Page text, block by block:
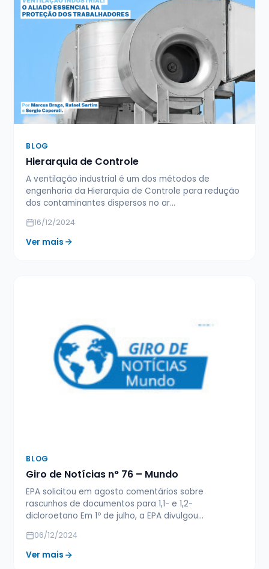
BLOG
Hierarquia de Controle
A ventilação industrial é um dos métodos de
engenharia da Hierarquia de Controle para redução
dos contaminantes dispersos no ar…
16/12/2024
Ver mais
BLOG
Giro de Notícias n° 76 – Mundo
EPA solicitou em agosto comentários sobre
rascunhos de documentos para 1,1- e 1,2-
dicloroetano Em 1º de julho, a EPA divulgou…
06/12/2024
Ver mais